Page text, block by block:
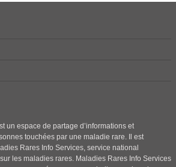
un espace de partage d’informations et
touchées par une maladie rare. Il est
Rares Info Services, service national
les maladies rares. Maladies Rares Info Services